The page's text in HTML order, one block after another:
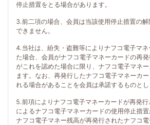
停止措置をとる場合があります。
3.前二項の場合、会員は当該使用停止措置の
できません。
4.当社は、紛失・盗難等によりナフコ電子マネ
た場合、会員がナフコ電子マネーカードの再
がこれを認めた場合に限り、ナフコ電子マネ
ます。なお、再発行したナフコ電子マネーカ
れる場合があることを会員は承諾するものとし
5.前項によりナフコ電子マネーカードが再発
によるナフコ電子マネーカードの使用停止措
ナフコ電子マネー残高が再発行されたナフコ